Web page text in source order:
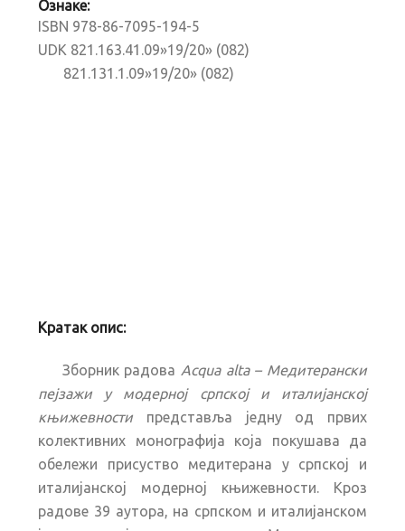
Ознаке:
ISBN 978-86-7095-194-5
UDK 821.163.41.09»19/20» (082)
821.131.1.09»19/20» (082)
Кратак опис:
Зборник радова Acqua alta – Медитерански
пејзажи у модерној српској и италијанској
књижевности представља једну од првих
колективних монографија која покушава да
обележи присуство медитерана у српској и
италијанској модерној књижевности. Кроз
радове 39 аутора, на српском и италијанском